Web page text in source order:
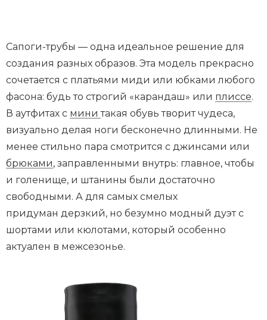
Сапоги-трубы — одна идеальное решение для
создания разных образов. Эта модель прекрасно
сочетается с платьями миди или юбками любого
фасона: будь то строгий «карандаш» или плиссе.
В аутфитах с минитакая обувь творит чудеса,
визуально делая ноги бесконечно длинными. Не
менее стильно пара смотрится с джинсами или
брюками, заправленными внутрь: главное, чтобы
и голенище, и штанины были достаточно
свободными. А для самых смелых
придуман дерзкий, но безумно модный дуэт с
шортами или кюлотами, который особенно
актуален в межсезонье.